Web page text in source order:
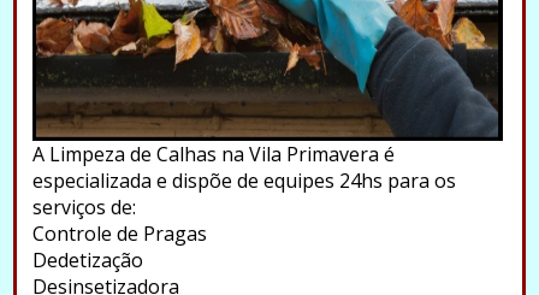
A Limpeza de Calhas na Vila Primavera é
especializada e dispõe de equipes 24hs para os
serviços de:
Controle de Pragas
Dedetização
Desinsetizadora